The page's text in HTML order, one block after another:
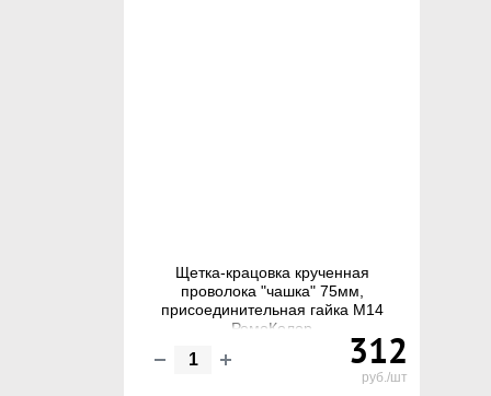
Щетка-крацовка крученная
проволока "чашка" 75мм,
присоединительная гайка М14
РемоКолор
312
руб./шт